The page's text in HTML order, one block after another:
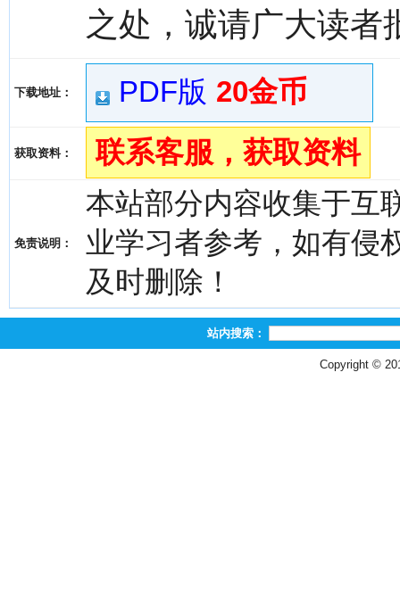
之处，诚请广大读者
下载地址： PDF版 20金币
获取资料： 联系客服，获取资料
免责说明：
本站部分内容收集于互
业学习者参考，如有侵
及时删除！
站内搜索：
Copyright ©